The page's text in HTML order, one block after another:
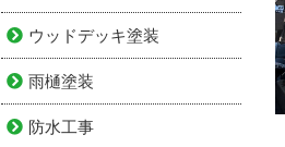
ウッドデッキ塗装
雨樋塗装
防水工事